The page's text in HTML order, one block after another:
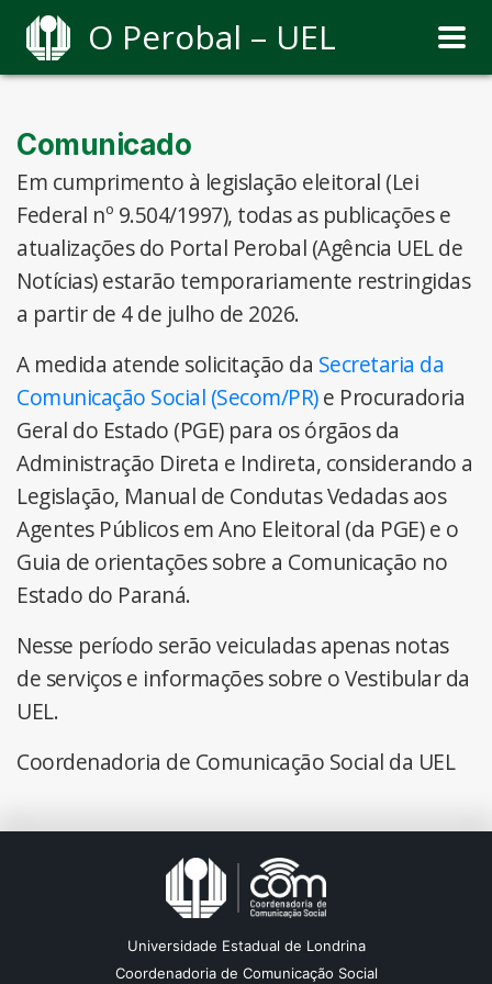
O Perobal – UEL
Comunicado
Em cumprimento à legislação eleitoral (Lei
Federal nº 9.504/1997), todas as publicações e
atualizações do Portal Perobal (Agência UEL de
Notícias) estarão temporariamente restringidas
a partir de 4 de julho de 2026.
A medida atende solicitação da Secretaria da
Comunicação Social (Secom/PR)e Procuradoria
Geral do Estado (PGE) para os órgãos da
Administração Direta e Indireta, considerando a
Legislação, Manual de Condutas Vedadas aos
Agentes Públicos em Ano Eleitoral (da PGE) e o
Guia de orientações sobre a Comunicação no
Estado do Paraná.
Nesse período serão veiculadas apenas notas
de serviços e informações sobre o Vestibular da
UEL.
Coordenadoria de Comunicação Social da UEL
Universidade Estadual de Londrina
Coordenadoria de Comunicação Social